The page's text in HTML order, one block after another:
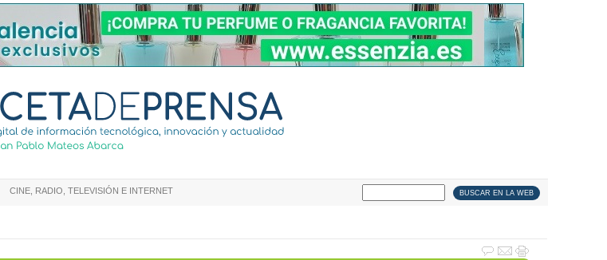
CINE, RADIO, TELEVISIÓN E INTERNET